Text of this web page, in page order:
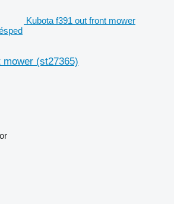
Kubota f391 out front mower
mower (st27365)